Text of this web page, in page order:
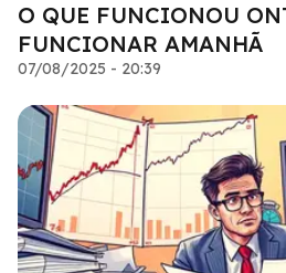
O QUE FUNCIONOU
FUNCIONAR AMANHÃ
07/08/2025 - 20:39